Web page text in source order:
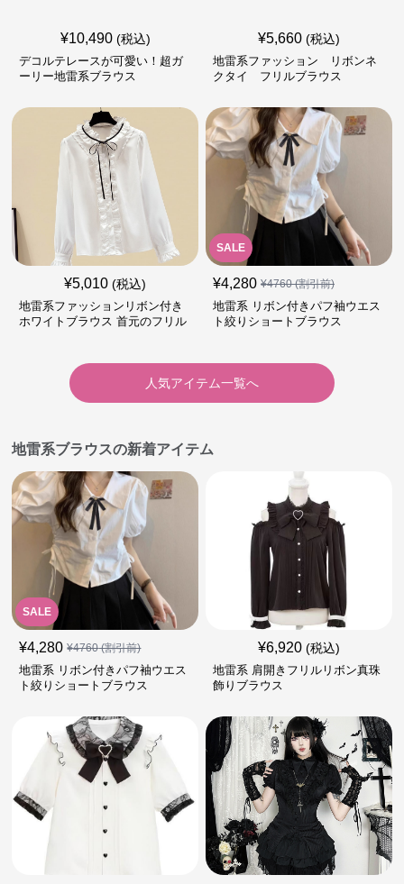
¥10,490 (税込)
デコルテレースが可愛い！超ガ
ーリー地雷系ブラウス
¥5,660 (税込)
地雷系ファッション リボンネ
クタイ フリルブラウス
¥5,010 (税込)
地雷系ファッションリボン付き
ホワイトブラウス 首元のフリル
SALE
¥4,280 ¥4760(割引前)
地雷系 リボン付きパフ袖ウエス
ト絞りショートブラウス
人気アイテム一覧へ
地雷系ブラウスの新着アイテム
SALE
¥4,280 ¥4760(割引前)
地雷系 リボン付きパフ袖ウエス
ト絞りショートブラウス
¥6,920 (税込)
地雷系 肩開きフリルリボン真珠
飾りブラウス